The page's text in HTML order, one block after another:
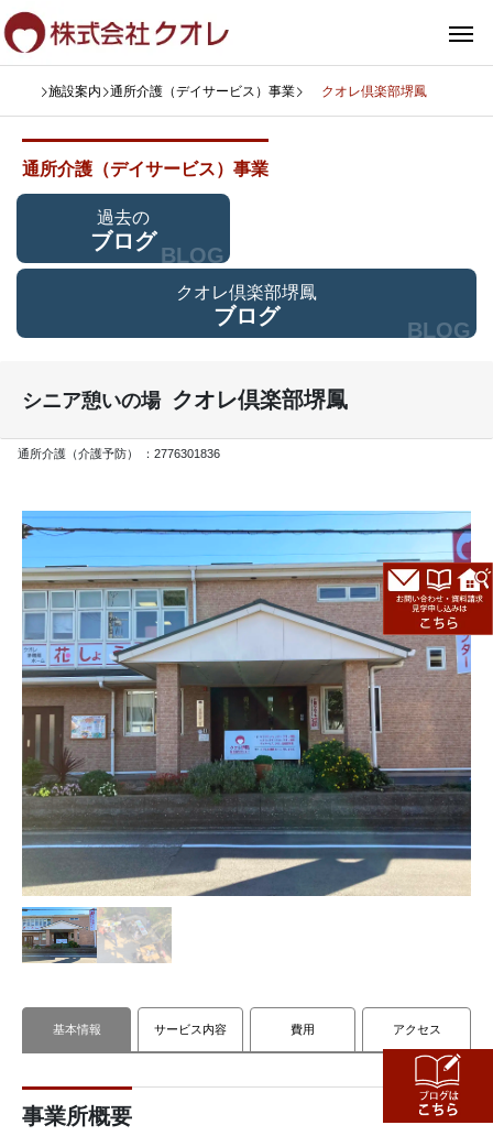
施設案内 通所介護（デイサービス）事業 クオレ倶楽部堺鳳
通所介護（デイサービス）事業
過去の
ブログ
BLOG
クオレ倶楽部堺鳳
ブログ
BLOG
シニア憩いの場 クオレ倶楽部堺鳳
通所介護（介護予防） ：2776301836
基本情報 サービス内容 費用 アクセス
事業所概要